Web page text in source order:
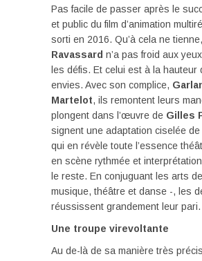
Pas facile de passer après le
et public du film d’animation
sorti en 2016. Qu’à cela ne tienne,
Ravassard n’a pas froid aux
les défis. Et celui est à la hauteur
envies. Avec son complice,
Martelot, ils remontent leurs
plongent dans l’œuvre de Gilles
signent une adaptation ciselée
qui en révèle toute l’essence
en scène rythmée et
le reste. En conjuguant les arts
musique, théâtre et danse -, les
réussissent grandement leur pari.
Une troupe virevoltante
Au de-là de sa manière très